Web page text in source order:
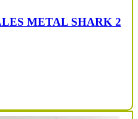
METAL SHARK 2